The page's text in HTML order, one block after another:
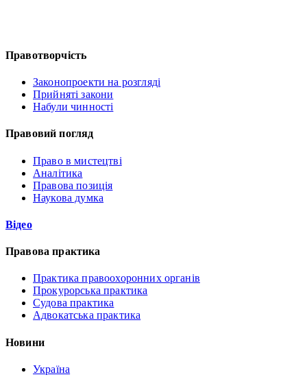
Правотворчість
Законопроекти на розгляді
Прийняті закони
Набули чинності
Правовий погляд
Право в мистецтві
Аналітика
Правова позиція
Наукова думка
Відео
Правова практика
Практика правоохоронних органів
Прокурорська практика
Судова практика
Адвокатська практика
Новини
Україна